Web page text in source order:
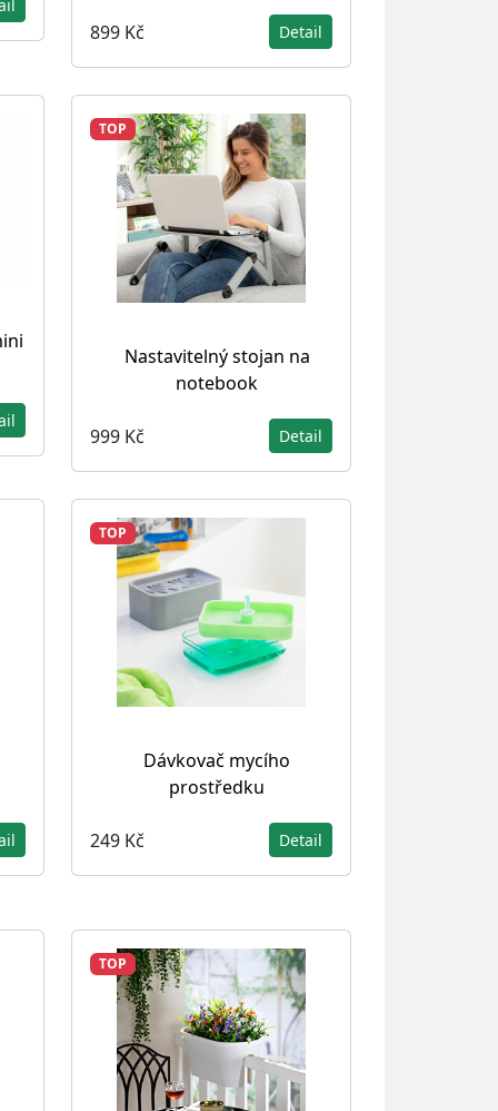
899 Kč Detail
TOP
Nastavitelný stojan na
notebook
999 Kč Detail
TOP
Dávkovač mycího
prostředku
249 Kč Detail
TOP